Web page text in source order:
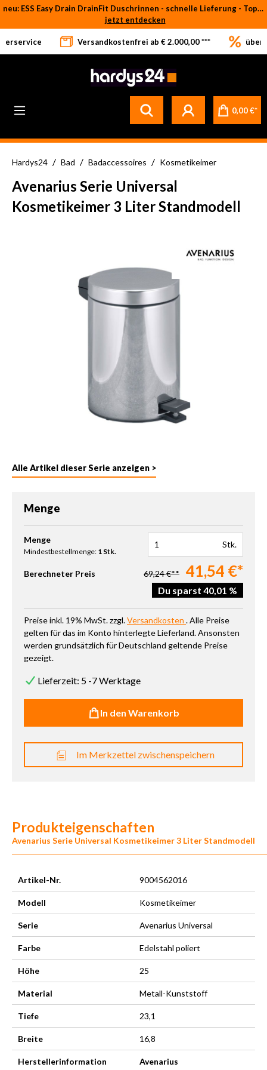
Zum Hauptinhalt springen
neu: ESS Easy Drain DrainFit Duschrinnen - schnelle Lieferung - Top-Preise
jetzt entdecken
Versandkostenfrei ab € 2.000,00 *** über
0,00 €*
Hardys24 / Bad / Badaccessoires / Kosmetikeimer
Avenarius Serie Universal
Kosmetikeimer 3 Liter Standmodell
Alle Artikel dieser Serie anzeigen >
Menge
Produkt Anzahl: Gib den gewünschten Wert ein oder benutze
Menge
Mindestbestellmenge: 1 Stk.
Stk.
Berechneter Preis 69,24 €** 41,54 €*
Du sparst 40,01 %
Preise inkl. 19% MwSt. zzgl.Versandkosten . Alle Preise
gelten für das im Konto hinterlegte Lieferland. Ansonsten
werden grundsätzlich für Deutschland geltende Preise
gezeigt.
Lieferzeit: 5 -7 Werktage
In den Warenkorb
Im Merkzettel zwischenspeichern
Produkteigenschaften
Avenarius Serie Universal Kosmetikeimer 3 Liter Standmodell
Artikel-Nr. 9004562016
Modell Kosmetikeimer
Serie Avenarius Universal
Farbe Edelstahl poliert
Höhe 25
Material Metall-Kunststoff
Tiefe 23,1
Breite 16,8
Herstellerinformation
Avenarius